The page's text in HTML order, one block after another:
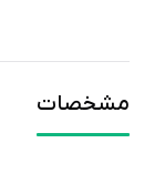
مشخصات